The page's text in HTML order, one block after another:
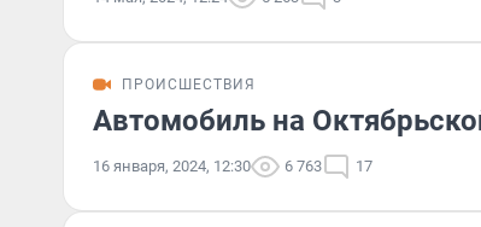
ПРОИСШЕСТВИЯ
Автомобиль на
16 января, 2024, 12:30 6 763 17